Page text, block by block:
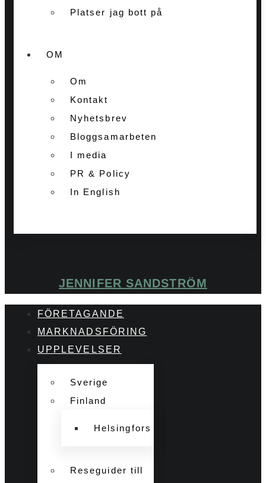
Platser jag bott på
OM
Om
Kontakt
Nyhetsbrev
Bloggsamarbeten
I media
PR & Policy
In English
JENNIFER SANDSTRÖM
FÖRETAGANDE
MARKNADSFÖRING
UPPLEVELSER
Sverige
Finland
Helsingfors
Reseguider till